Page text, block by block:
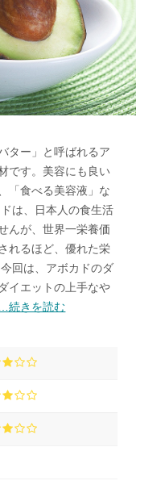
ター」と呼ばれるア
です。美容にも良い
「食べる美容液」な
は、日本人の食生活
んが、世界一栄養価
れるほど、優れた栄
回は、アボカドのダ
イエットの上手なや
…続きを読む